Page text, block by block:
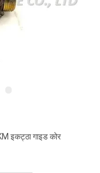
इकट्ठा गाइड कोर